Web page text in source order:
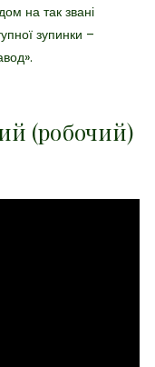
на так звані
зупинки –
(робочий)